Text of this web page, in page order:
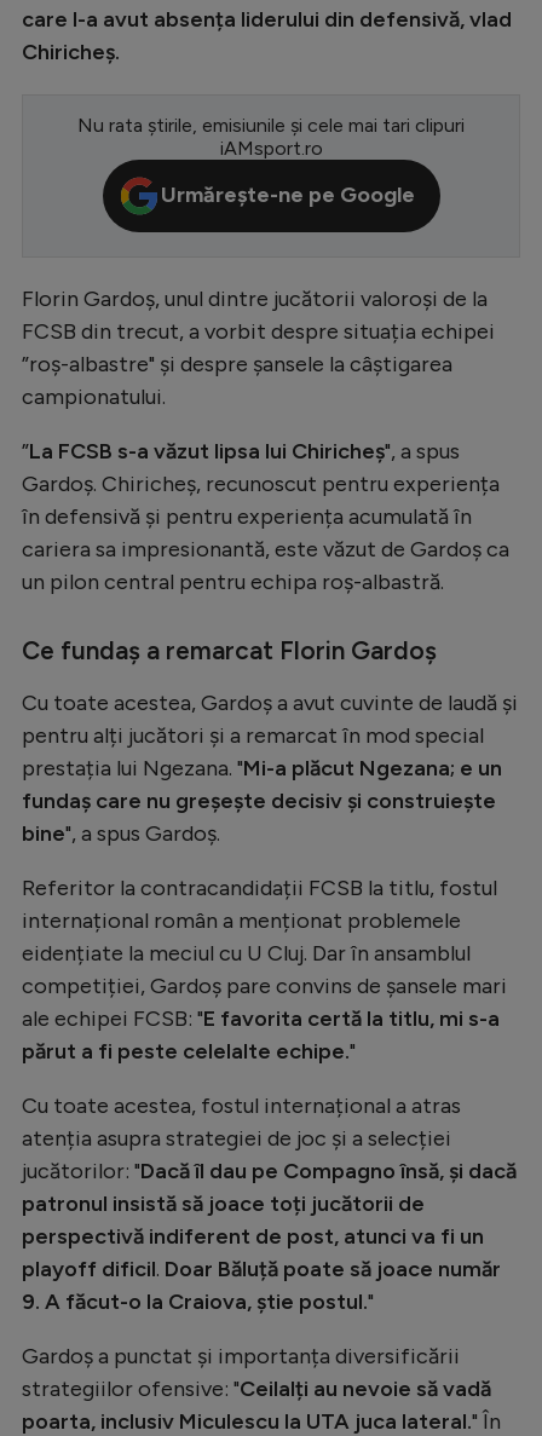
Conference League
Premier League
LaLiga
Serie A
Ligue 1
Campionate
Starurile fotbalului
EURO 2024
Stranieri
Clasamente
Tenis
Handbal
Natație
Formula 1
Gimnastică
Auto
Rugby
Ciclism
Alte sporturi
JO 2024
JO 2026
Intră în cont
Creează cont
care l-a avut absența liderului din defensivă, vlad
Chiricheș.
Nu rata știrile, emisiunile și cele mai tari clipuri
iAMsport.ro
Urmărește-ne pe Google
Florin Gardoș, unul dintre jucătorii valoroși de la
FCSB din trecut, a vorbit despre situația echipei
”roș-albastre" și despre șansele la câștigarea
campionatului.
”La FCSB s-a văzut lipsa lui Chiricheș", a spus
Gardoș. Chiricheș, recunoscut pentru experiența
în defensivă și pentru experiența acumulată în
cariera sa impresionantă, este văzut de Gardoș ca
un pilon central pentru echipa roș-albastră.
Ce fundaș a remarcat Florin Gardoș
Cu toate acestea, Gardoș a avut cuvinte de laudă și
pentru alți jucători și a remarcat în mod special
prestația lui Ngezana. "Mi-a plăcut Ngezana; e un
fundaș care nu greșește decisiv și construiește
bine", a spus Gardoș.
Referitor la contracandidații FCSB la titlu, fostul
internațional român a menționat problemele
eidențiate la meciul cu U Cluj. Dar în ansamblul
competiției, Gardoș pare convins de șansele mari
ale echipei FCSB: "E favorita certă la titlu, mi s-a
părut a fi peste celelalte echipe."
Cu toate acestea, fostul internațional a atras
atenția asupra strategiei de joc și a selecției
jucătorilor: "Dacă îl dau pe Compagno însă, și dacă
patronul insistă să joace toți jucătorii de
perspectivă indiferent de post, atunci va fi un
playoff dificil. Doar Băluță poate să joace număr
9. A făcut-o la Craiova, știe postul."
Gardoș a punctat și importanța diversificării
strategiilor ofensive: "Ceilalți au nevoie să vadă
poarta, inclusiv Miculescu la UTA juca lateral." În